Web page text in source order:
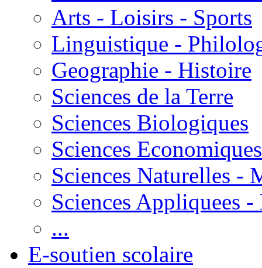
Arts - Loisirs - Sports
Linguistique -
Geographie - Histoire
Sciences de la Terre
Sciences Biologiques
Sciences Economiques
Sciences Naturelles -
Sciences Appliquees
...
E-soutien scolaire